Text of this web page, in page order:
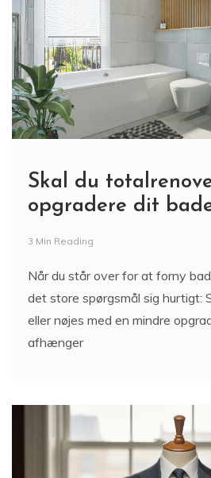
Skal du
opgradere dit
3 Min Reading
Når du står over for at forny
det store spørgsmål sig hurtigt:
eller nøjes med en mindre
afhænger